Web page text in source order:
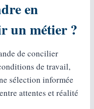
en
un métier ?
de concilier
de travail,
sélection informée
attentes et réalité